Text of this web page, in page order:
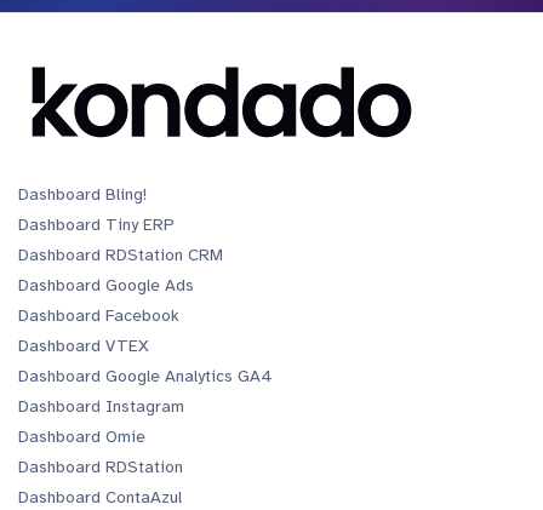
Dashboard Bling!
Dashboard Tiny ERP
Dashboard RDStation CRM
Dashboard Google Ads
Dashboard Facebook
Dashboard VTEX
Dashboard Google Analytics GA4
Dashboard Instagram
Dashboard Omie
Dashboard RDStation
Dashboard ContaAzul